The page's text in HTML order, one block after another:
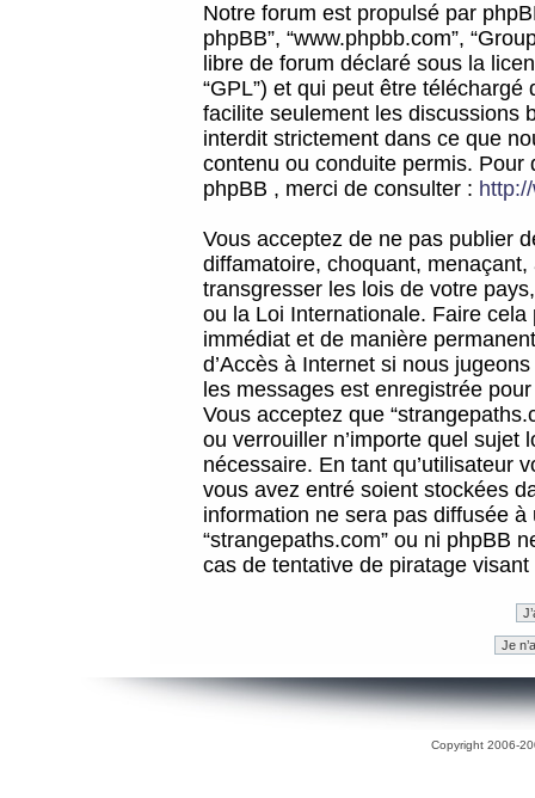
Notre forum est propulsé par
phpBB”, “www.phpbb.com”,
libre de forum déclaré sous la
“GPL”) et qui peut être téléchargé
facilite seulement les discussions
interdit strictement dans ce que
contenu ou conduite permis.
phpBB , merci de consulter :
Vous acceptez de ne pas publier
diffamatoire, choquant,
transgresser les lois de votre
ou la Loi Internationale. Faire
immédiat et de manière
d’Accès à Internet si nous
les messages est enregistrée
Vous acceptez que
ou verrouiller n’importe quel sujet
nécessaire. En tant qu’utilisateur
vous avez entré soient stockées
information ne sera pas diffusée
“strangepaths.com” ou ni phpBB
cas de tentative de piratage
Copyright 2006-